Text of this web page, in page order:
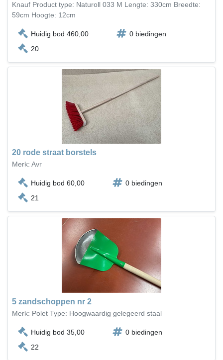
Knauf Product type: Naturoll 033 M Lengte: 330cm Breedte:
59cm Hoogte: 12cm
Huidig bod 460,00
0 biedingen
20
20 rode straat borstels
Merk: Avr
Huidig bod 60,00
0 biedingen
21
5 zandschoppen nr 2
Merk: Polet Type: Hoogwaardig gelegeerd staal
Huidig bod 35,00
0 biedingen
22